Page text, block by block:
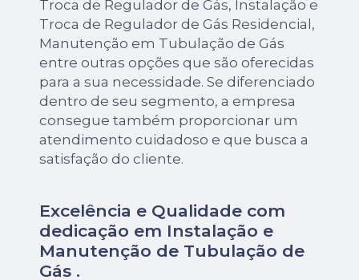
Troca de Regulador de Gás, Instalação e
Troca de Regulador de Gás Residencial,
Manutenção em Tubulação de Gás
entre outras opções que são oferecidas
para a sua necessidade. Se diferenciado
dentro de seu segmento, a empresa
consegue também proporcionar um
atendimento cuidadoso e que busca a
satisfação do cliente.
Excelência e Qualidade com
dedicação em Instalação e
Manutenção de Tubulação de
Gás .